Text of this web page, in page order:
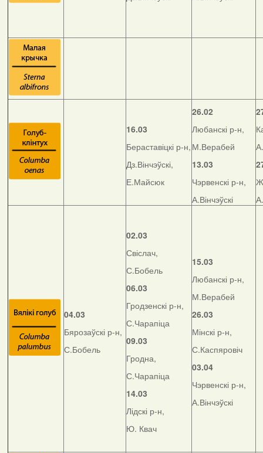
16.03
Бераставіцкі р-н,
Дз.Вінчэўскі,
Е.Майсюк
26.02
Любанскі р-н,
М.Верабей
13.03
Чэрвенскі р-н,
А.Вінчэўскі
04.03
Бярозаўскі р-н,
С.Бобель
02.03
Свіслач,
С.Бобель
06.03
Гродзенскі р-н,
С.Чарапіца
09.03
Гродна,
С.Чарапіца
14.03
Лідскі р-н,
Ю. Квач
15.03
Любанскі р-н,
М.Верабей
26.03
Мінскі р-н,
С.Каспяровіч
03.04
Чэрвенскі р-н,
А.Вінчэўскі